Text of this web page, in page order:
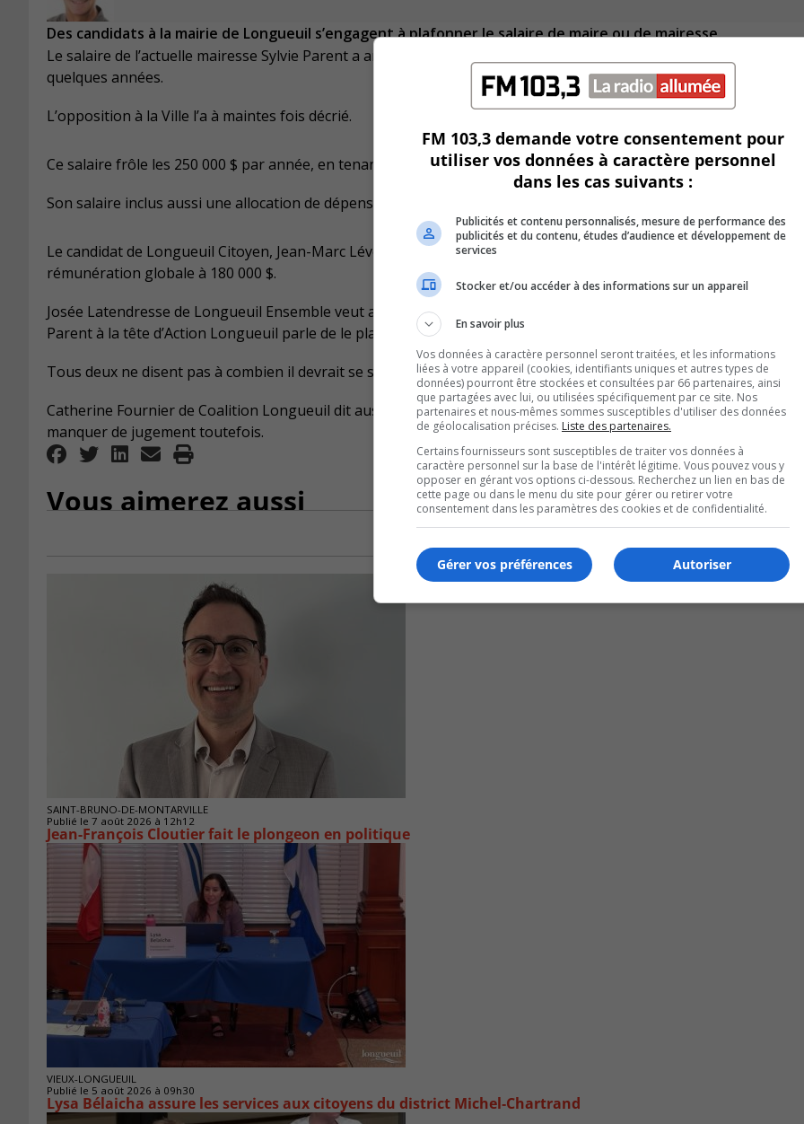
Des candidats à la mairie de Longueuil s’engagent à plafonner le salaire de maire ou de mairesse.
Le salaire de l’actuelle mairesse Sylvie Parent a animé les articles de journaux et de médias électroniques depuis
quelques années.
L’opposition à la Ville l’a à maintes fois décrié.
Ce salaire frôle les 250 000 $ par année, en tenant compte des diverses rémunérations de sources différentes.
Son salaire inclus aussi une allocation de dépenses de près de 17 000 $.
Le candidat de Longueuil Citoyen, Jean-Marc Léveillé, inscrit dans sa plateforme électorale qu’il va geler la
rémunération globale à 180 000 $.
Josée Latendresse de Longueuil Ensemble veut aussi le baisser et Jacques Létourneau, qui prend la place de
Parent à la tête d’Action Longueuil parle de le plafonner.
Tous deux ne disent pas à combien il devrait se situer cependant.
Catherine Fournier de Coalition Longueuil dit aussi qu’il faut l’abaisser mais ose ajouter qu’il ne faut aucunement
manquer de jugement toutefois.
Vous aimerez aussi
SAINT-BRUNO-DE-MONTARVILLE
Publié le 7 août 2026 à 12h12
Jean-François Cloutier fait le plongeon en politique
VIEUX-LONGUEUIL
Publié le 5 août 2026 à 09h30
Lysa Bélaicha assure les services aux citoyens du district Michel‑Chartrand
FM 103,3 demande votre consentement pour
utiliser vos données à caractère personnel
dans les cas suivants :
Publicités et contenu personnalisés, mesure de performance des
publicités et du contenu, études d’audience et développement de
services
Stocker et/ou accéder à des informations sur un appareil
En savoir plus
Vos données à caractère personnel seront traitées, et les informations
liées à votre appareil (cookies, identifiants uniques et autres types de
données) pourront être stockées et consultées par 66 partenaires, ainsi
que partagées avec lui, ou utilisées spécifiquement par ce site. Nos
partenaires et nous-mêmes sommes susceptibles d'utiliser des données
de géolocalisation précises. Liste des partenaires.
Certains fournisseurs sont susceptibles de traiter vos données à
caractère personnel sur la base de l'intérêt légitime. Vous pouvez vous y
opposer en gérant vos options ci-dessous. Recherchez un lien en bas de
cette page ou dans le menu du site pour gérer ou retirer votre
consentement dans les paramètres des cookies et de confidentialité.
Autoriser
Gérer vos préférences